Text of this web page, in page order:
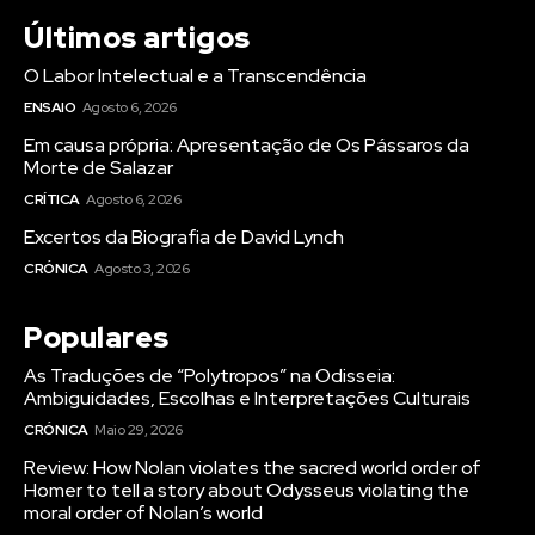
Últimos artigos
O Labor Intelectual e a Transcendência
ENSAIO Agosto 6, 2026
Em causa própria: Apresentação de Os Pássaros da
Morte de Salazar
CRÍTICA Agosto 6, 2026
Excertos da Biografia de David Lynch
CRÓNICA Agosto 3, 2026
Populares
As Traduções de “Polytropos” na Odisseia:
Ambiguidades, Escolhas e Interpretações Culturais
CRÓNICA Maio 29, 2026
Review: How Nolan violates the sacred world order of
Homer to tell a story about Odysseus violating the
moral order of Nolan’s world